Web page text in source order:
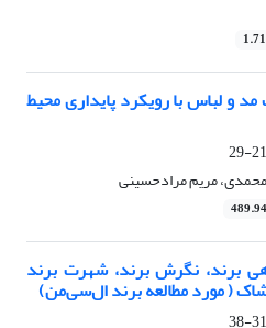
و لباس با رویکرد پایداری محیط
21-29
مریم مرادحسینی
برند، نگرش برند، شهرت برند
( مورد مطالعه برند ال‌سی‌من)